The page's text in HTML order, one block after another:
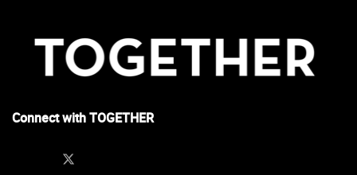
Connect with TOGETHER